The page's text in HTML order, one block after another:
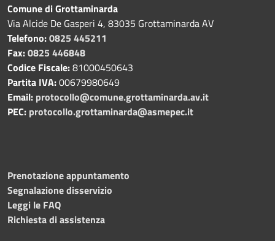
Comune di Grottaminarda
Via Alcide De Gasperi 4, 83035 Grottaminarda AV
Telefono:0825 445211
Fax:0825 446848
Codice Fiscale:81000450643
Partita IVA:00679980649
Email: protocollo@comune.grottaminarda.av.it
PEC: protocollo.grottaminarda@asmepec.it
Prenotazione appuntamento
Segnalazione disservizio
Leggi le FAQ
Richiesta di assistenza